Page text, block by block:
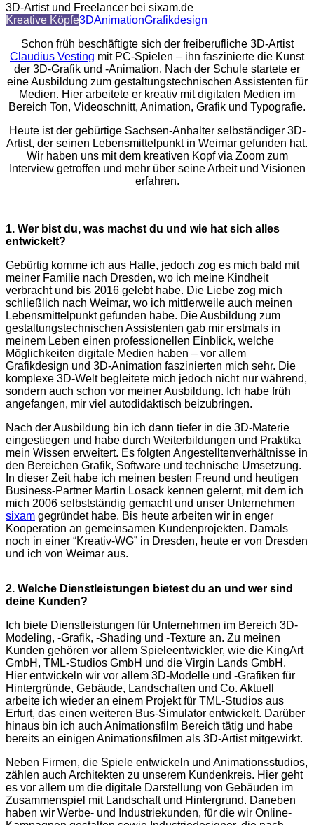
3D-Artist und Freelancer bei sixam.de
Kreative Köpfe3DAnimationGrafikdesign
Schon früh beschäftigte sich der freiberufliche 3D-Artist
Claudius Vesting mit PC-Spielen – ihn faszinierte die Kunst
der 3D-Grafik und -Animation. Nach der Schule startete er
eine Ausbildung zum gestaltungstechnischen Assistenten für
Medien. Hier arbeitete er kreativ mit digitalen Medien im
Bereich Ton, Videoschnitt, Animation, Grafik und Typografie.
Heute ist der gebürtige Sachsen-Anhalter selbständiger 3D-
Artist, der seinen Lebensmittelpunkt in Weimar gefunden hat.
Wir haben uns mit dem kreativen Kopf via Zoom zum
Interview getroffen und mehr über seine Arbeit und Visionen
erfahren.
1. Wer bist du, was machst du und wie hat sich alles
entwickelt?
Gebürtig komme ich aus Halle, jedoch zog es mich bald mit
meiner Familie nach Dresden, wo ich meine Kindheit
verbracht und bis 2016 gelebt habe. Die Liebe zog mich
schließlich nach Weimar, wo ich mittlerweile auch meinen
Lebensmittelpunkt gefunden habe. Die Ausbildung zum
gestaltungstechnischen Assistenten gab mir erstmals in
meinem Leben einen professionellen Einblick, welche
Möglichkeiten digitale Medien haben – vor allem
Grafikdesign und 3D-Animation faszinierten mich sehr. Die
komplexe 3D-Welt begleitete mich jedoch nicht nur während,
sondern auch schon vor meiner Ausbildung. Ich habe früh
angefangen, mir viel autodidaktisch beizubringen.
Nach der Ausbildung bin ich dann tiefer in die 3D-Materie
eingestiegen und habe durch Weiterbildungen und Praktika
mein Wissen erweitert. Es folgten Angestelltenverhältnisse in
den Bereichen Grafik, Software und technische Umsetzung.
In dieser Zeit habe ich meinen besten Freund und heutigen
Business-Partner Martin Losack kennen gelernt, mit dem ich
mich 2006 selbstständig gemacht und unser Unternehmen
sixam gegründet habe. Bis heute arbeiten wir in enger
Kooperation an gemeinsamen Kundenprojekten. Damals
noch in einer “Kreativ-WG” in Dresden, heute er von Dresden
und ich von Weimar aus.
2. Welche Dienstleistungen bietest du an und wer sind
deine Kunden?
Ich biete Dienstleistungen für Unternehmen im Bereich 3D-
Modeling, -Grafik, -Shading und -Texture an. Zu meinen
Kunden gehören vor allem Spieleentwickler, wie die KingArt
GmbH, TML-Studios GmbH und die Virgin Lands GmbH.
Hier entwickeln wir vor allem 3D-Modelle und -Grafiken für
Hintergründe, Gebäude, Landschaften und Co. Aktuell
arbeite ich wieder an einem Projekt für TML-Studios aus
Erfurt, das einen weiteren Bus-Simulator entwickelt. Darüber
hinaus bin ich auch Animationsfilm Bereich tätig und habe
bereits an einigen Animationsfilmen als 3D-Artist mitgewirkt.
Neben Firmen, die Spiele entwickeln und Animationsstudios,
zählen auch Architekten zu unserem Kundenkreis. Hier geht
es vor allem um die digitale Darstellung von Gebäuden im
Zusammenspiel mit Landschaft und Hintergrund. Daneben
haben wir Werbe- und Industriekunden, für die wir Online-